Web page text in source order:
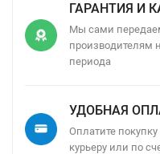
ГАРАНТИЯ И
Мы сами
производителям
периода
УДОБНАЯ
Оплатите
курьеру или по